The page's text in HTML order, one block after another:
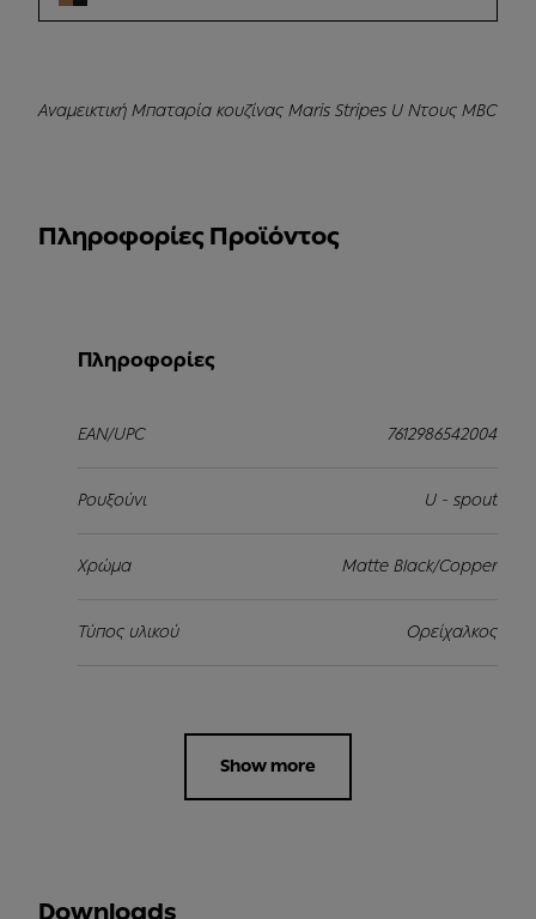
Αναμεικτική Μπαταρία κουζίνας Maris Stripes U Ντους MBC
Πληροφορίες Προϊόντος
Πληροφορίες
EAN/UPC 7612986542004
Ρουξούνι U - spout
Χρώμα Matte Black/Copper
Τύπος υλικού Ορείχαλκος
Show more
Downloads